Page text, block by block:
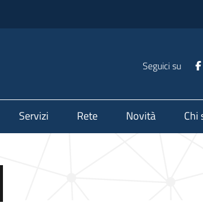
Seguici su
Servizi Rete Novità Chi